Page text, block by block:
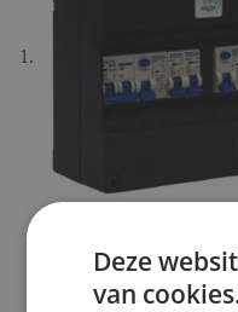
Deze
van